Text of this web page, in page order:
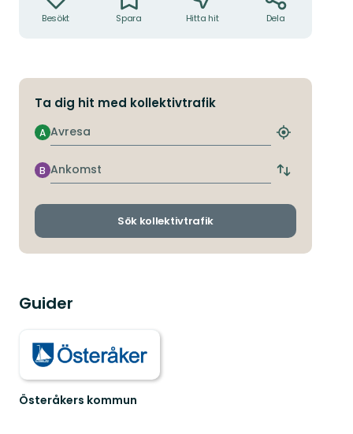
Besökt Spara Hitta hit Dela
Ta dig hit med kollektivtrafik
Avresa
A
Hitta
hållplats
Ankomst
B
Byt
och
Sök kollektivtrafik
Guider
Österåkers kommun